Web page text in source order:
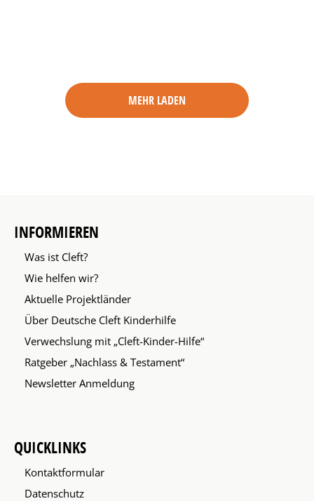
MEHR LADEN
INFORMIEREN
Was ist Cleft?
Wie helfen wir?
Aktuelle Projektländer
Über Deutsche Cleft Kinderhilfe
Verwechslung mit „Cleft-Kinder-Hilfe“
Ratgeber „Nachlass & Testament“
Newsletter Anmeldung
QUICKLINKS
Kontaktformular
Datenschutz